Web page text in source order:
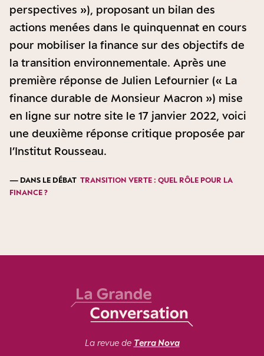
perspectives »), proposant un bilan des
actions menées dans le quinquennat en cours
pour mobiliser la finance sur des objectifs de
la transition environnementale. Après une
première réponse de Julien Lefournier (« La
finance durable de Monsieur Macron ») mise
en ligne sur notre site le 17 janvier 2022, voici
une deuxième réponse critique proposée par
l’Institut Rousseau.
— DANS LE DÉBAT TRANSITION VERTE : QUEL RÔLE POUR LA
FINANCE ?
La revue de Terra Nova